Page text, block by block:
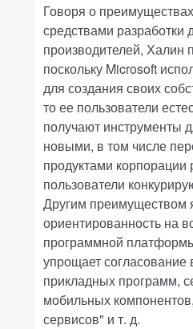
Говоря о
средствами разработки
производителей, Халин
поскольку Microsoft
для создания своих
то ее пользователи
получают инструменты
новыми, в том числе
продуктами
пользователи
Другим преимуществом
ориентированность на
программной
упрощает согласование
прикладных программ,
мобильных
сервисов" и т. д.